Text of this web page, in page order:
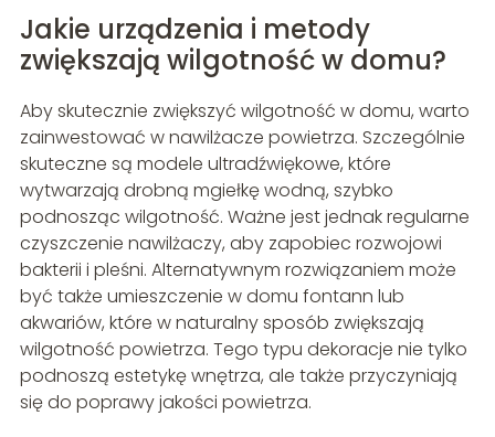
Jakie urządzenia i metody
zwiększają wilgotność w domu?
Aby skutecznie zwiększyć wilgotność w domu, warto
zainwestować w nawilżacze powietrza. Szczególnie
skuteczne są modele ultradźwiękowe, które
wytwarzają drobną mgiełkę wodną, szybko
podnosząc wilgotność. Ważne jest jednak regularne
czyszczenie nawilżaczy, aby zapobiec rozwojowi
bakterii i pleśni. Alternatywnym rozwiązaniem może
być także umieszczenie w domu fontann lub
akwariów, które w naturalny sposób zwiększają
wilgotność powietrza. Tego typu dekoracje nie tylko
podnoszą estetykę wnętrza, ale także przyczyniają
się do poprawy jakości powietrza.